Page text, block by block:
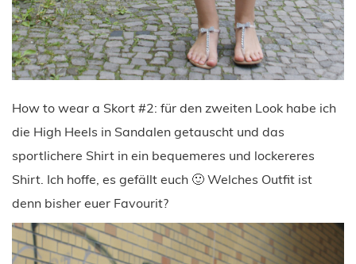
How to wear a Skort #2: für den zweiten Look habe ich
die High Heels in Sandalen getauscht und das
sportlichere Shirt in ein bequemeres und lockereres
Shirt. Ich hoffe, es gefällt euch 🙂 Welches Outfit ist
denn bisher euer Favourit?